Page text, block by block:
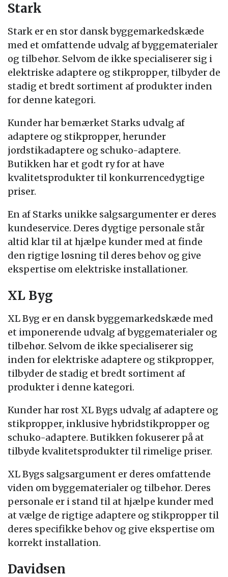
Stark
Stark er en stor dansk byggemarkedskæde
med et omfattende udvalg af byggematerialer
og tilbehør. Selvom de ikke specialiserer sig i
elektriske adaptere og stikpropper, tilbyder de
stadig et bredt sortiment af produkter inden
for denne kategori.
Kunder har bemærket Starks udvalg af
adaptere og stikpropper, herunder
jordstikadaptere og schuko-adaptere.
Butikken har et godt ry for at have
kvalitetsprodukter til konkurrencedygtige
priser.
En af Starks unikke salgsargumenter er deres
kundeservice. Deres dygtige personale står
altid klar til at hjælpe kunder med at finde
den rigtige løsning til deres behov og give
ekspertise om elektriske installationer.
XL Byg
XL Byg er en dansk byggemarkedskæde med
et imponerende udvalg af byggematerialer og
tilbehør. Selvom de ikke specialiserer sig
inden for elektriske adaptere og stikpropper,
tilbyder de stadig et bredt sortiment af
produkter i denne kategori.
Kunder har rost XL Bygs udvalg af adaptere og
stikpropper, inklusive hybridstikpropper og
schuko-adaptere. Butikken fokuserer på at
tilbyde kvalitetsprodukter til rimelige priser.
XL Bygs salgsargument er deres omfattende
viden om byggematerialer og tilbehør. Deres
personale er i stand til at hjælpe kunder med
at vælge de rigtige adaptere og stikpropper til
deres specifikke behov og give ekspertise om
korrekt installation.
Davidsen